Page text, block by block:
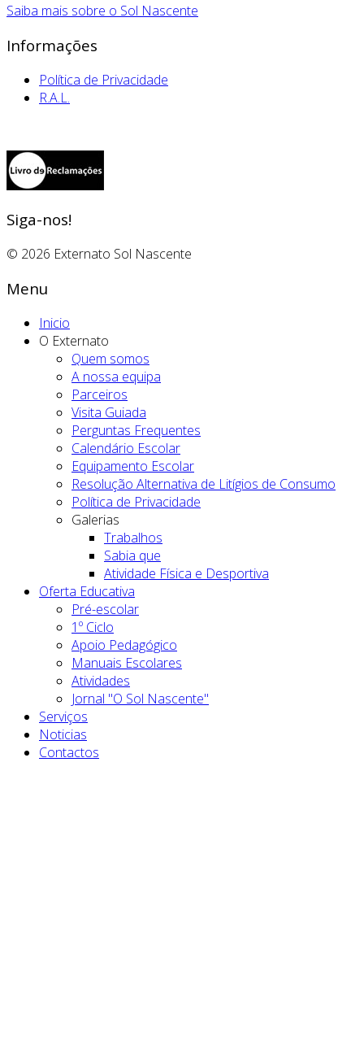
Saiba mais sobre o Sol Nascente
Informações
Política de Privacidade
R.A.L.
Siga-nos!
© 2026 Externato Sol Nascente
Menu
Inicio
O Externato
Quem somos
A nossa equipa
Parceiros
Visita Guiada
Perguntas Frequentes
Calendário Escolar
Equipamento Escolar
Resolução Alternativa de Litígios de Consumo
Política de Privacidade
Galerias
Trabalhos
Sabia que
Atividade Física e Desportiva
Oferta Educativa
Pré-escolar
1º Ciclo
Apoio Pedagógico
Manuais Escolares
Atividades
Jornal "O Sol Nascente"
Serviços
Noticias
Contactos